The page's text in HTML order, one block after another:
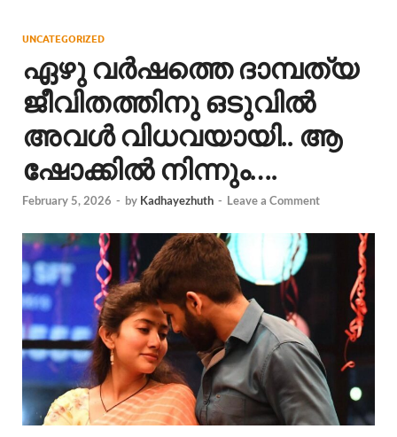
UNCATEGORIZED
ഏഴു വർഷത്തെ ദാമ്പത്യ
ജീവിതത്തിനു ഒടുവിൽ
അവൾ വിധവയായി.. ആ
ഷോക്കിൽ നിന്നും….
February 5, 2026 - by Kadhayezhuth - Leave a Comment